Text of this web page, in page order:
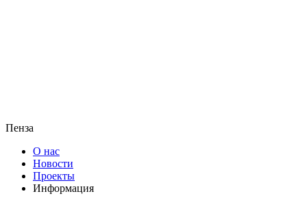
Пенза
О нас
Новости
Проекты
Информация